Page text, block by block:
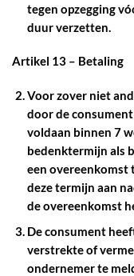
tegen opzegging
duur verzetten.
Artikel 13 – Betaling
Voor zover niet
door de
voldaan binnen 7
bedenktermijn als
een overeenkomst
deze termijn aan
de overeenkomst
De consument
verstrekte of
ondernemer te